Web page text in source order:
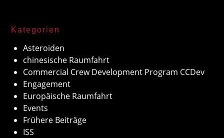
Kategorien
Asteroiden
chinesische Raumfahrt
Commercial Crew Development Program CCDev
Engagement
Europäische Raumfahrt
Events
Frühere Beiträge
ISS